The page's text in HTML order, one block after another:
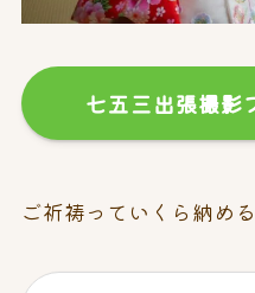
七五三出張撮影
ご祈祷っていくら納め